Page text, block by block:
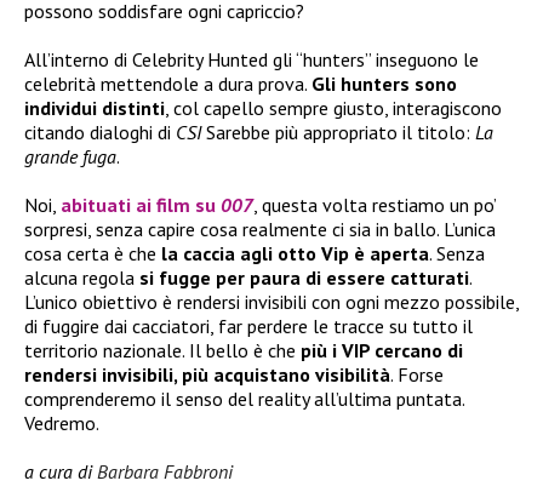
possono soddisfare ogni capriccio?
All’interno di Celebrity Hunted gli “hunters” inseguono le
celebrità mettendole a dura prova. Gli hunters sono
individui distinti, col capello sempre giusto, interagiscono
citando dialoghi di CSISarebbe più appropriato il titolo: La
grande fuga.
Noi, abituati ai film su 007, questa volta restiamo un po’
sorpresi, senza capire cosa realmente ci sia in ballo. L’unica
cosa certa è che la caccia agli otto Vip è aperta. Senza
alcuna regola si fugge per paura di essere catturati.
L’unico obiettivo è rendersi invisibili con ogni mezzo possibile,
di fuggire dai cacciatori, far perdere le tracce su tutto il
territorio nazionale. Il bello è che più i VIP cercano di
rendersi invisibili, più acquistano visibilità. Forse
comprenderemo il senso del reality all’ultima puntata.
Vedremo.
a cura diBarbara Fabbroni